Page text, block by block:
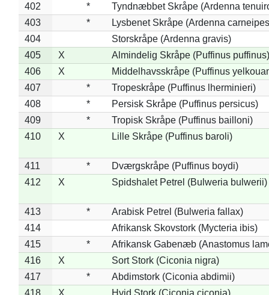
402
*
Tyndnæbbet Skråpe (Ardenna
403
*
Lysbenet Skråpe (Ardenna
404
Storskråpe (Ardenna gravis)
405
X
Almindelig Skråpe (Puffinus puffinus)
406
X
Middelhavsskråpe (Puffinus
407
*
Tropeskråpe (Puffinus lherminieri)
408
*
Persisk Skråpe (Puffinus persicus)
409
*
Tropisk Skråpe (Puffinus bailloni)
410
X Lille Skråpe (Puffinus baroli)
411 *
Dværgskråpe (Puffinus boydi)
412
X Spidshalet Petrel (Bulweria bulwerii)
413 *
Arabisk Petrel (Bulweria fallax)
414
Afrikansk Skovstork (Mycteria ibis)
415
*
Afrikansk Gabenæb (Anastomus
416
X
Sort Stork (Ciconia nigra)
417
*
Abdimstork (Ciconia abdimii)
418
X Hvid Stork (Ciconia ciconia)